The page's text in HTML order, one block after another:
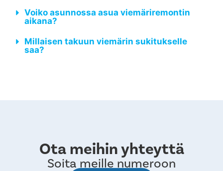
Voiko asunnossa asua viemäriremontin
aikana?
Millaisen takuun viemärin sukitukselle
saa?
Ota meihin yhteyttä
Soita meille numeroon